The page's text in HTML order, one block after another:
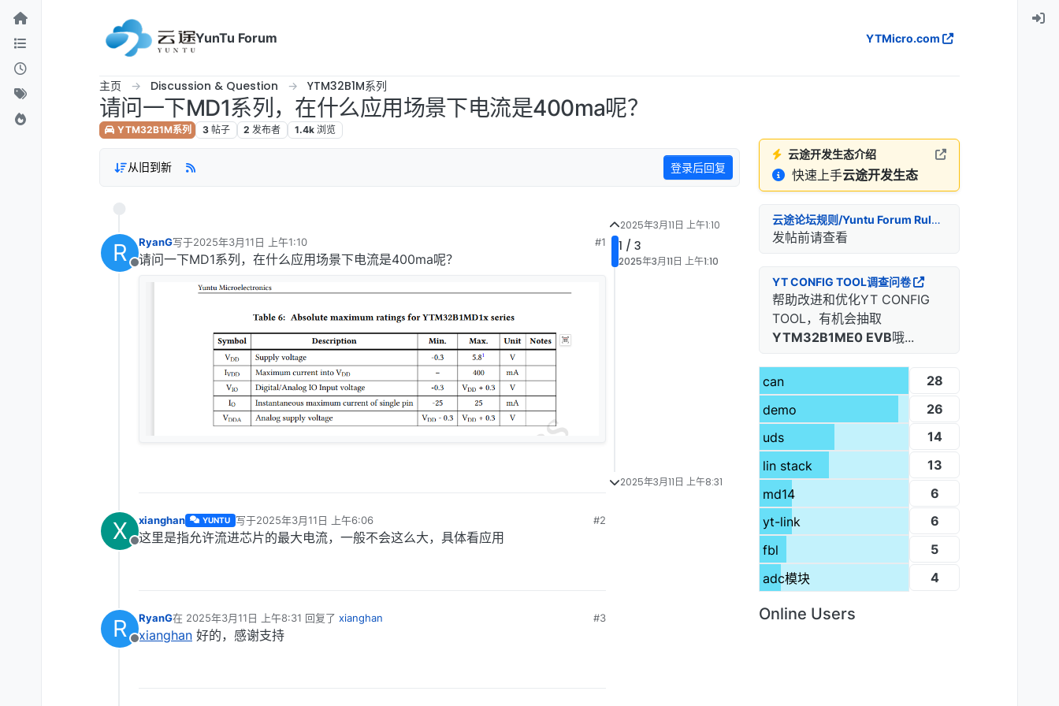
跳转至内容
YunTu Forum
YTMicro.com
主页 Discussion & Question YTM32B1M系列
请问一下MD1系列，在什么应用场景下电流是400ma呢？
YTM32B1M系列 3 帖子 2 发布者 1.4k 浏览
从旧到新 登录后回复
R
离线
RyanG写于2025年3月11日 上午1:10
最后由 编辑
#1
请问一下MD1系列，在什么应用场景下电流是400ma呢？
X
离线
xianghan YUNTU 写于2025年3月11日 上午6:06
最后由 编辑
#2
这里是指允许流进芯片的最大电流，一般不会这么大，具体看应用
R
离线
RyanG在 2025年3月11日 上午8:31 回复了 xianghan
最后由 编辑
#3
xianghan 好的，感谢支持
2025年3月11日 上午1:10
1 / 3
2025年3月11日 上午1:10
2025年3月11日 上午8:31
云途开发生态介绍
快速上手云途开发生态
云途论坛规则/Yuntu Forum Rules
发帖前请查看
YT CONFIG TOOL调查问卷
帮助改进和优化YT CONFIG
TOOL，有机会抽取
YTM32B1ME0 EVB哦...
can
28
demo
26
uds
14
lin stack
13
md14
6
yt-link
6
fbl
5
adc模块
4
Online Users